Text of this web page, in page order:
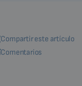
Compartir este artículo
Comentarios